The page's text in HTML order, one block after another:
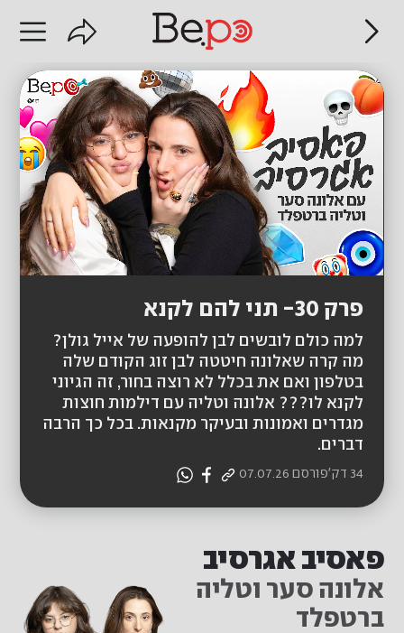
פרק 30- תני להם לקנא
למה כולם לובשים לבן להופעה של אייל גולן?
מה קרה שאלונה חיטטה לבן זוג הקודם שלה
בטלפון ואם את בכלל לא רוצה בחור, זה הגיוני
לקנא לו??? אלונה וטליה עם דילמות חוצות
מגדרים ואמונות ובעיקר מקנאות. בכל כך הרבה
דברים.
34 דק' פורסם 07.07.26
פאסיב אגרסיב
אלונה סער וטליה
ברטפלד